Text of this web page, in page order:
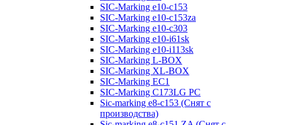
SIC-Marking e10-c153
SIC-Marking e10-c153za
SIC-Marking e10-c303
SIC-Marking e10-i61sk
SIC-Marking e10-i113sk
SIC-Marking L-BOX
SIC-Marking XL-BOX
SIC-Marking EC1
SIC-Marking C173LG PC
Sic-marking e8-c153 (Снят с
производства)